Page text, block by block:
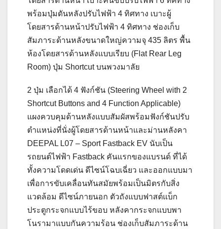
พร้อมปุ่มดันหลังปรับไฟฟ้า 4 ทิศทาง เบาะผู้
โดยสารด้านหน้าปรับไฟฟ้า 4 ทิศทาง ช่องเก็บ
สัมภาระด้านหลังขนาดใหญ่ความจุ 435 ลิตร พื้น
ห้องโดยสารด้านหลังแบบเรียบ (Flat Rear Leg
Room) ปุ่ม Shortcut บนพวงมาลัย
2 ปุ่ม เลือกได้ 4 ฟังก์ชัน (Steering Wheel with 2
Shortcut Buttons and 4 Function Applicable)
แผงควบคุมด้านหลังแบบสัมผัสพร้อมฟังก์ชันปรับ
ตำแหน่งที่นั่งผู้โดยสารด้านหน้าและม่านหลังคา
DEEPAL L07 – Sport Fastback EV นับเป็น
รถยนต์ไฟฟ้า Fastback คันแรกของแบรนด์ ที่ได้
ทั้งความโดดเด่น ดีไซน์โฉบเฉี่ยว และออกแบบมา
เพื่อการขับเคลื่อนทันสมัยพร้อมเป็นมิตรกับสิ่ง
แวดล้อม ดีไซน์ภายนอก ตัวถังแบบฟาสต์แบ็ก
ประตูกระจกแบบไร้ขอบ หลังคากระจกแบบพา
โนรามาแบบกันความร้อน ช่องเก็บสัมภาระด้าน